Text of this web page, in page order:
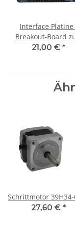
Interface
Breakout-Board
Anschluss an PC
21,00 € *
Schrittmotor
27,60 € *